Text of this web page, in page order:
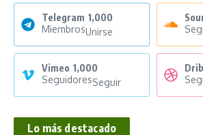
Telegram 1,000
MiembrosUnirse
Vimeo 1,000
SeguidoresSeguir
Lo más destacado